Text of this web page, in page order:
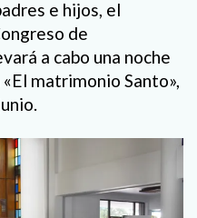
e hijos, el
de
a cabo una noche
matrimonio Santo»,